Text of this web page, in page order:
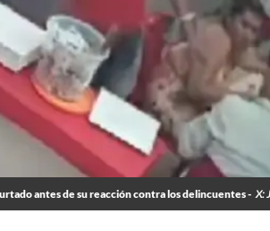
antes de su reacción contra los delincuentes - X: